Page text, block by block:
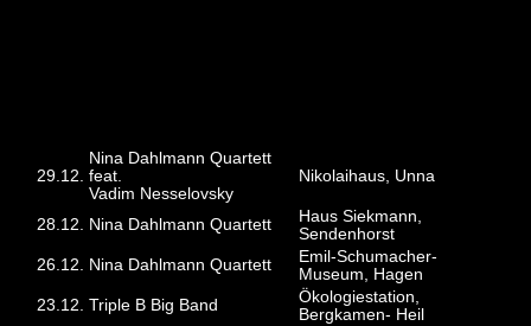
29.12.
Nina Dahlmann Quartett
feat.
Vadim Nesselovsky
Nikolaihaus, Unna
28.12. Nina Dahlmann Quartett
Haus Siekmann,
Sendenhorst
26.12. Nina Dahlmann Quartett
Emil-Schumacher-
Museum, Hagen
23.12. Triple B Big Band
Ökologiestation,
Bergkamen- Heil